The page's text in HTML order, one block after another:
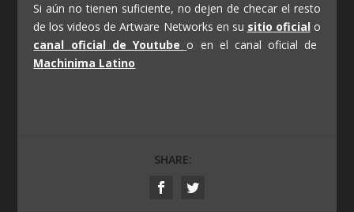
Si aún no tienen suficiente, no dejen de checar el resto
de los videos de Artware Networks en su sitio oficial o
canal oficial de Youtube o en el canal oficial de
Machinima Latino
SHARE: